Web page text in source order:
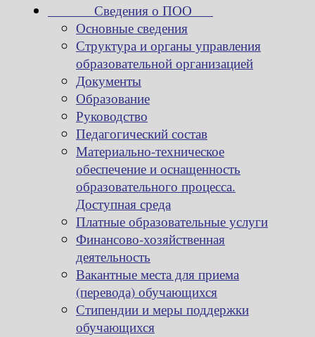
Сведения о ПОО
Основные сведения
Структура и органы управления
образовательной организацией
Документы
Образование
Руководство
Педагогический состав
Материально-техническое
обеспечение и оснащенность
образовательного процесса.
Доступная среда
Платные образовательные услуги
Финансово-хозяйственная
деятельность
Вакантные места для приема
(перевода) обучающихся
Стипендии и меры поддержки
обучающихся